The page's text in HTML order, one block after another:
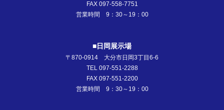
FAX 097-558-7751
営業時間 9：30～19：00
■日岡展示場
〒870-0914 大分市日岡3丁目6-6
TEL 097-551-2288
FAX 097-551-2200
営業時間 9：30～19：00